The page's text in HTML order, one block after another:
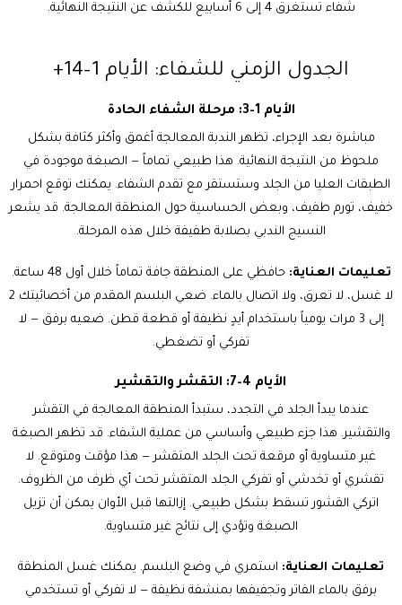
شفاء تستغرق 4 إلى 6 أسابيع للكشف عن النتيجة النهائية.
الجدول الزمني للشفاء: الأيام 1–14+
الأيام 1–3: مرحلة الشفاء الحادة
مباشرة بعد الإجراء، تظهر الندبة المعالجة أغمق وأكثر كثافة بشكل
ملحوظ من النتيجة النهائية. هذا طبيعي تماماً — الصبغة موجودة في
الطبقات العليا من الجلد وستستقر مع تقدم الشفاء. يمكنك توقع احمرار
خفيف، تورم طفيف، وبعض الحساسية حول المنطقة المعالجة. قد يشعر
النسيج الندبي بصلابة طفيفة خلال هذه المرحلة.
تعليمات العناية:
حافظي على المنطقة جافة تماماً خلال أول 48 ساعة.
لا غسل، لا تعرق، ولا اتصال بالماء. ضعي البلسم المقدم من أخصائيتك 2
إلى 3 مرات يومياً باستخدام أيدٍ نظيفة أو قطعة قطن. ضعيه برفق — لا
تفركي أو تضغطي.
الأيام 4–7: التقشر والتقشير
عندما يبدأ الجلد في التجدد، ستبدأ المنطقة المعالجة في التقشر
والتقشير. هذا جزء طبيعي وأساسي من عملية الشفاء. قد تظهر الصبغة
غير متساوية أو مرقعة تحت الجلد المتقشر — هذا مؤقت ومتوقع. لا
تقشري أو تخدشي أو تفركي الجلد المتقشر تحت أي ظرف من الظروف.
اتركي القشور تسقط بشكل طبيعي. إزالتها قبل الأوان يمكن أن تزيل
الصبغة وتؤدي إلى نتائج غير متساوية.
تعليمات العناية: استمري في وضع البلسم. يمكنك غسل المنطقة
برفق بالماء الفاتر وتجفيفها بمنشفة نظيفة — لا تفركي أو تستخدمي